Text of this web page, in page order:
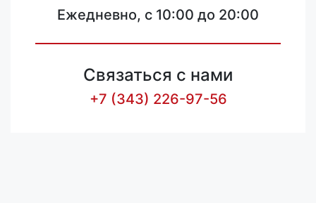
Ежедневно, с 10:00 до 20:00
Связаться с нами
+7 (343) 226-97-56